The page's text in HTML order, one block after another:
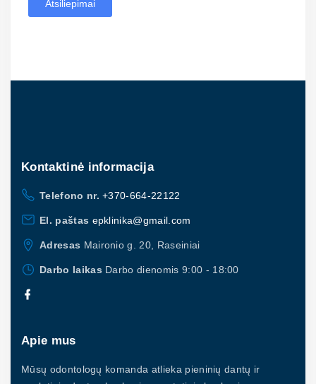
Atsiliepimai
Kontaktinė informacija
Telefono nr. +370-664-22122
El. paštas epklinika@gmail.com
Adresas Maironio g. 20, Raseiniai
Darbo laikas Darbo dienomis 9:00 - 18:00
Apie mus
Mūsų odontologų komanda atlieka pieninių dantų ir